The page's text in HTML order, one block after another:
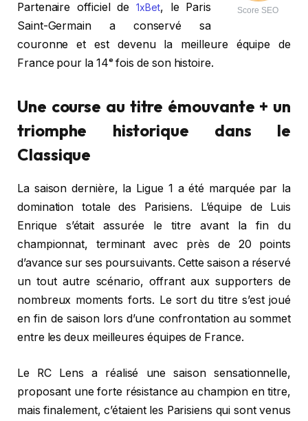
Score SEO
Partenaire officiel de1xBet, le Paris
Saint-Germain a conservé sa
couronne et est devenu la meilleure équipe de
France pour la 14ᵉ fois de son histoire.
Une course au titre émouvante + un
triomphe historique dans le
Classique
La saison dernière, la Ligue 1 a été marquée par la
domination totale des Parisiens. L’équipe de Luis
Enrique s’était assurée le titre avant la fin du
championnat, terminant avec près de 20 points
d’avance sur ses poursuivants. Cette saison a réservé
un tout autre scénario, offrant aux supporters de
nombreux moments forts. Le sort du titre s’est joué
en fin de saison lors d’une confrontation au sommet
entre les deux meilleures équipes de France.
Le RC Lens a réalisé une saison sensationnelle,
proposant une forte résistance au champion en titre,
mais finalement, c’étaient les Parisiens qui sont venus